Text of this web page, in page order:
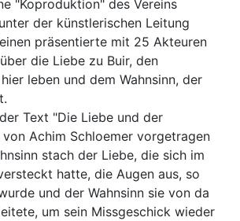
"Koproduktion" des Vereins
der künstlerischen Leitung
präsentierte mit 25 Akteuren
die Liebe zu Buir, den
leben und dem Wahnsinn, der
Text "Die Liebe und der
von Achim Schloemer vorgetragen
stach der Liebe, die sich im
hatte, die Augen aus, so
und der Wahnsinn sie von da
um sein Missgeschick wieder